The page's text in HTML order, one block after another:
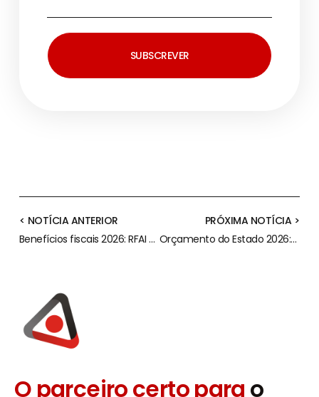
SUBSCREVER
< NOTÍCIA ANTERIOR
Benefícios fiscais 2026: RFAI atualizado e oportunidades
PRÓXIMA NOTÍCIA >
Orçamento do Estado 2026: Análise da OCC às Medidas Fiscais
O parceiro certo para o